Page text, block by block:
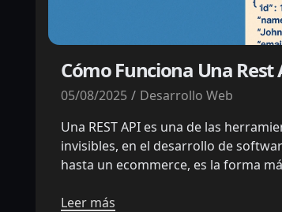
Cómo Funciona Una Rest
05/08/2025
Desarrollo Web
Una REST API es una de las
invisibles, en el desarrollo de
hasta un ecommerce, es la forma
Leer más